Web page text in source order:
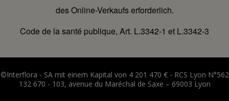
des Online-Verkaufs erforderlich.
Code de la santé publique, Art. L.3342-1 et L.3342-3
©Interflora - SA mit einem Kapital von 4 201 470 € - RCS Lyon N°562
132 670 - 103, avenue du Maréchal de Saxe – 69003 Lyon